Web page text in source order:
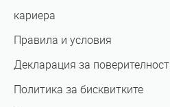
кариера
Правила и условия
Декларация за поверителност
Политика за бисквитките